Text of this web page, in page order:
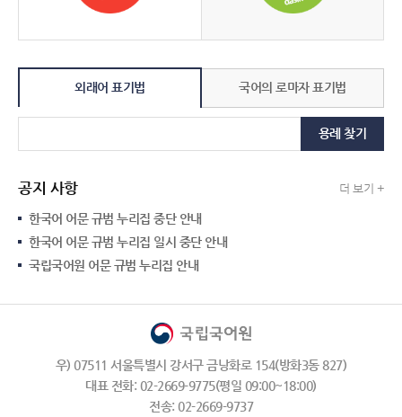
외래어 표기법 국어의 로마자 표기법
용례 찾기
공지 사항 더 보기 +
한국어 어문 규범 누리집 중단 안내
한국어 어문 규범 누리집 일시 중단 안내
국립국어원 어문 규범 누리집 안내
우) 07511 서울특별시 강서구 금낭화로 154(방화3동 827)
대표 전화: 02-2669-9775(평일 09:00~18:00)
전송: 02-2669-9737